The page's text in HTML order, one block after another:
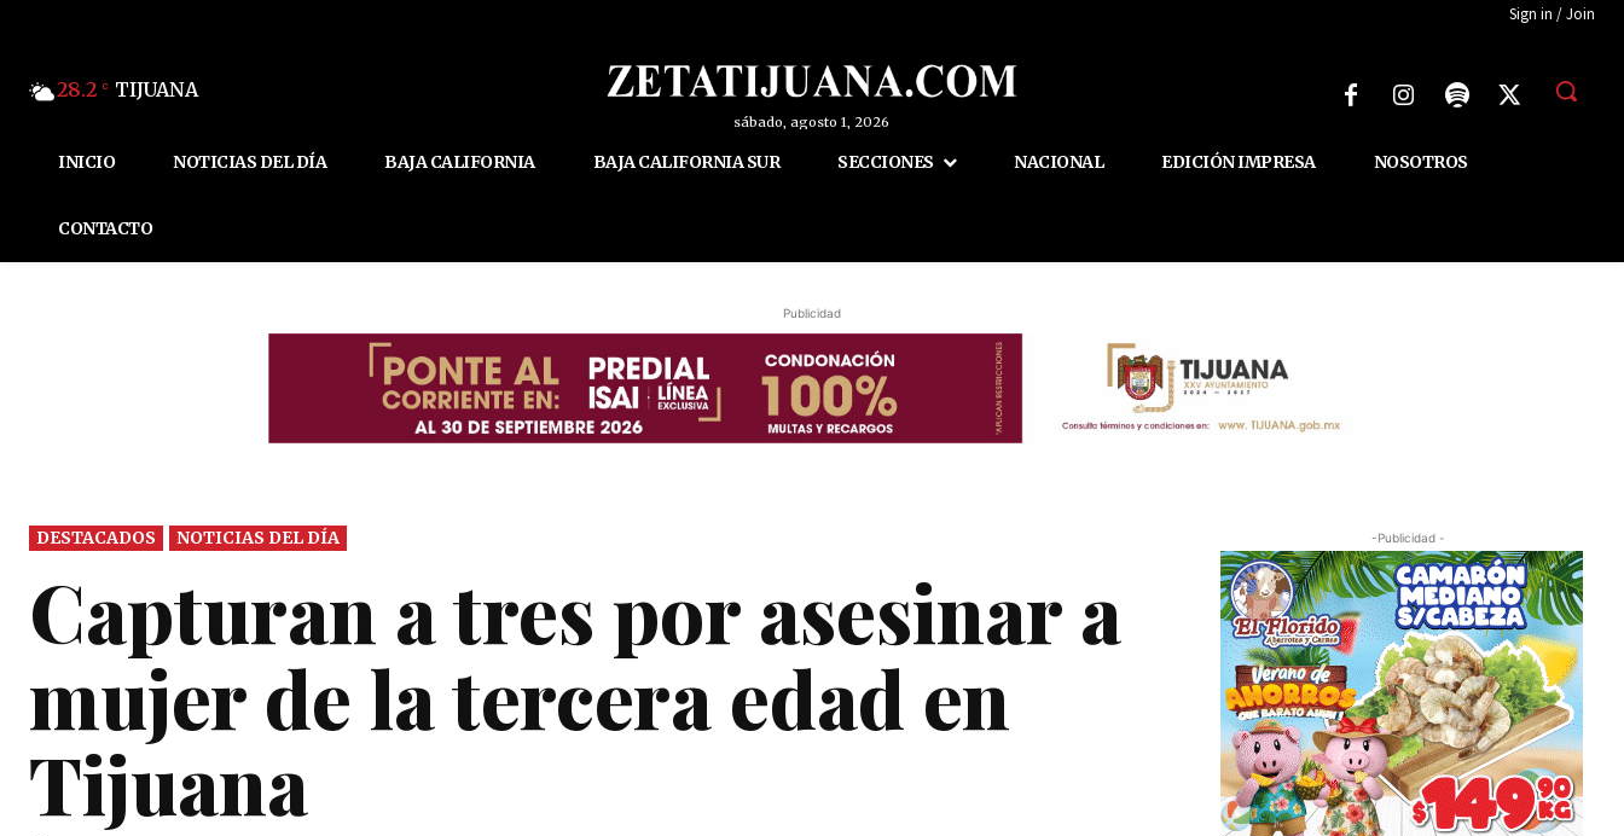
Sign in / Join
28.2 C TIJUANA
sábado, agosto 1, 2026
INICIO NOTICIAS DEL DÍA BAJA CALIFORNIA BAJA CALIFORNIA SUR SECCIONES NACIONAL EDICIÓN IMPRESA NOSOTROS
CONTACTO
Publicidad
DESTACADOS NOTICIAS DEL DÍA
Capturan a tres por asesinar a
mujer de la tercera edad en
Tijuana
-Publicidad -